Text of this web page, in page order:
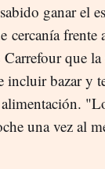
ganar el
cercanía frente
que la
incluir bazar y
alimentación.
una vez al